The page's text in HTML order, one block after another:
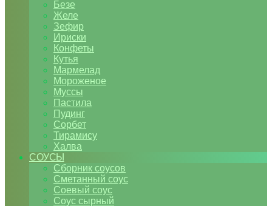
Безе
Желе
Зефир
Ириски
Конфеты
Кутья
Мармелад
Мороженое
Муссы
Пастила
Пудинг
Сорбет
Тирамису
Халва
СОУСЫ
Сборник соусов
Сметанный соус
Соевый соус
Соус сырный